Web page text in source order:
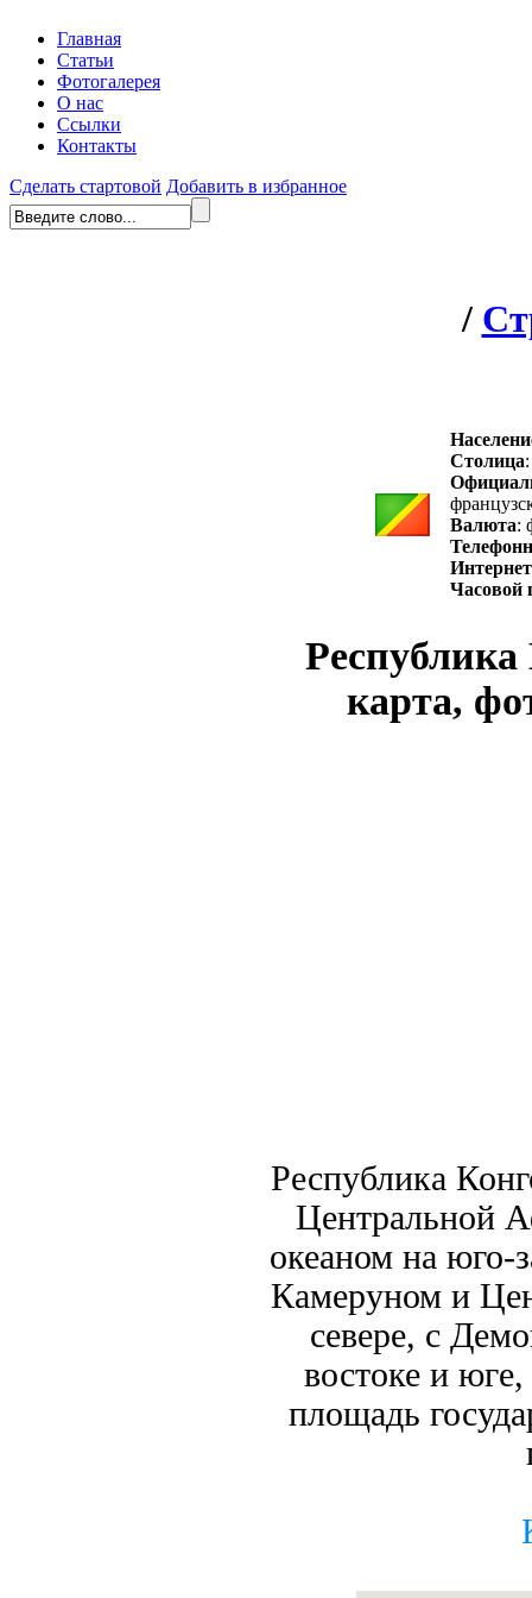
Главная
Статьи
Фотогалерея
О нас
Ссылки
Контакты
Сделать стартовой Добавить в избранное
/
Столица
Валюта:
Часовой
карта,
Республика
Центральной
океаном на юго-
Камеруном и
севере, с
востоке и
площадь